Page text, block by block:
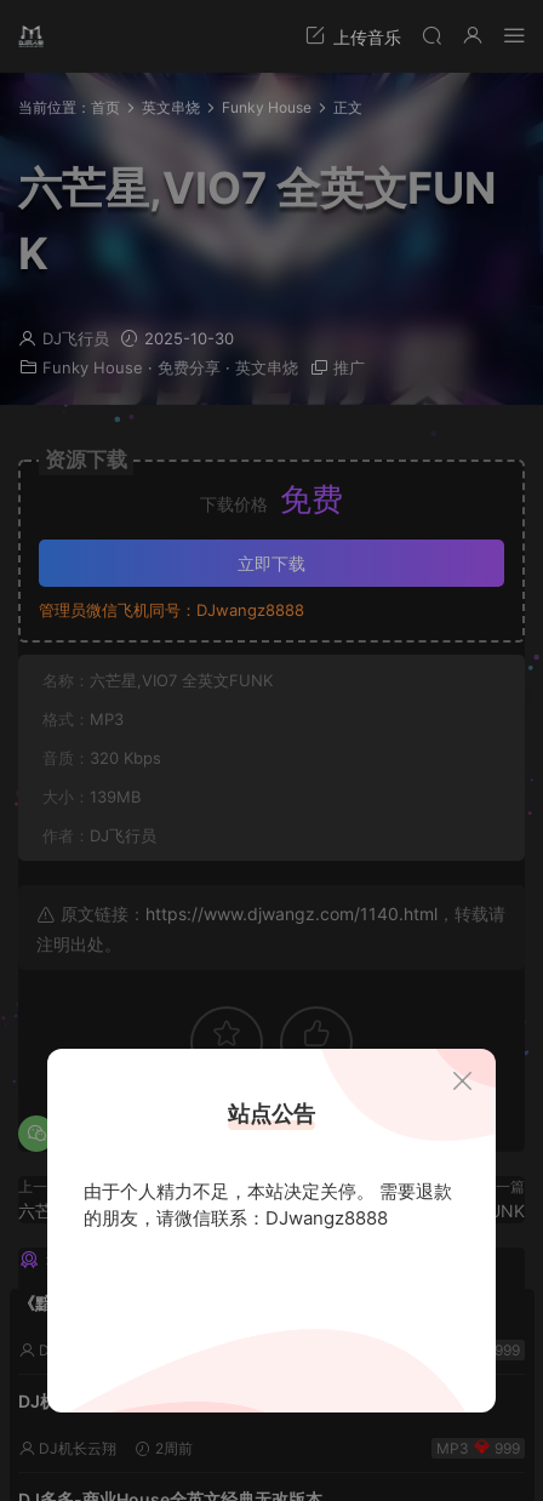
当前位置： 首页 英文串烧 Funky House 正文
六芒星,VIO7 全英文FUN
K
DJ飞行员
2025-10-30
Funky House · 免费分享 · 英文串烧 推广
资源下载
下载价格 免费
立即下载
管理员微信飞机同号：DJwangz8888
名称： 六芒星,VIO7 全英文FUNK
格式： MP3
音质： 320 Kbps
大小： 139MB
作者： DJ飞行员
原文链接： https://www.djwangz.com/1140.html ，转载请
注明出处。
上一篇
六芒星,VIO6 全英文FUNK
下一篇
六芒星,VIO8 全英文FUNK
猜你喜欢
《黯然销魂夜5》VHDJ机长✈️DJ糖果🍬
DJ机长云翔 999
DJ机长✈️DJ糖果🍬【丝滑之夜5】House摇摆节奏✈️纯净版🍬
DJ机长云翔 2周前 999
站点公告
由于个人精力不足，本站决定关停。 需要退款
的朋友，请微信联系：DJwangz8888